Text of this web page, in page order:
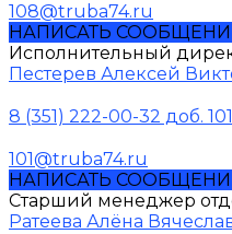
108@truba74.ru
НАПИСАТЬ
Исполнительный
Пестерев Алексей
8 (351) 222-00-32 доб. 101
101@truba74.ru
НАПИСАТЬ
Старший менеджер
Ратеева Алёна